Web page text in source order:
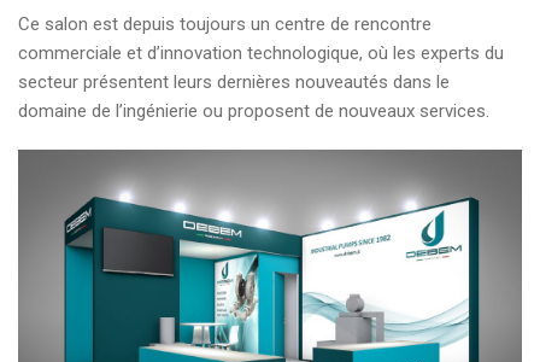
Ce salon est depuis toujours un centre de rencontre
commerciale et d’innovation technologique, où les experts du
secteur présentent leurs dernières nouveautés dans le
domaine de l’ingénierie ou proposent de nouveaux services.